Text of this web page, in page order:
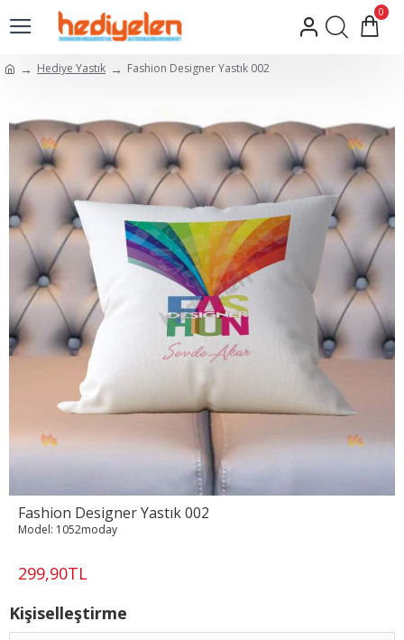
0
Hediye Yastık Fashion Designer Yastık 002
Fashion Designer Yastık 002
299,90TL
Model: 1052moday
Kişiselleştirme